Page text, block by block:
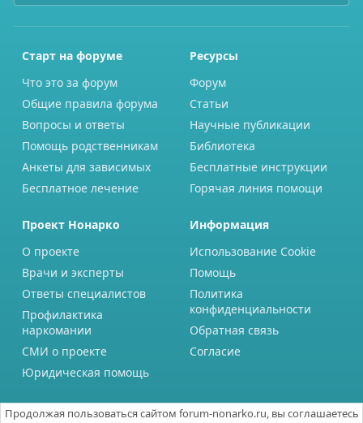
Старт на форуме
Что это за форум
Общие правила форума
Вопросы и ответы
Помощь родственникам
Анкеты для зависимых
Бесплатное лечение
Ресурсы
Форум
Статьи
Научные публикации
Библиотека
Бесплатные инструкции
Горячая линия помощи
Проект Нонарко
О проекте
Врачи и эксперты
Ответы специалистов
Профилактика
наркомании
СМИ о проекте
Юридическая помощь
Информация
Использование Cookie
Помощь
Политика
конфиденциальности
Обратная связь
Согласие
Продолжая пользоваться сайтом forum-nonarko.ru, вы соглашаетесь